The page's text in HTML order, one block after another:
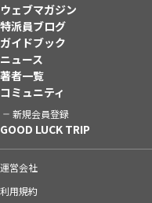
ウェブマガジン
特派員ブログ
ガイドブック
ニュース
著者一覧
コミュニティ
新規会員登録
GOOD LUCK TRIP
運営会社
利用規約